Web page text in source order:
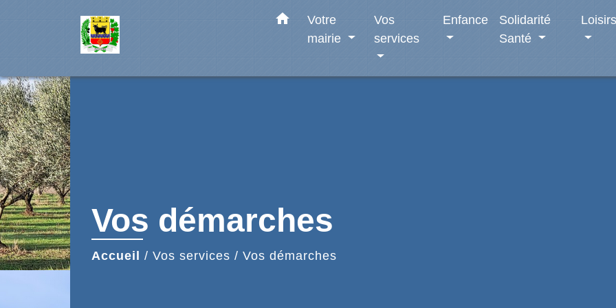
home
Votre
mairie
Vos
services
Enfance
Solidarité
Santé
Loisirs
Vos démarches
Accueil / Vos services / Vos démarches